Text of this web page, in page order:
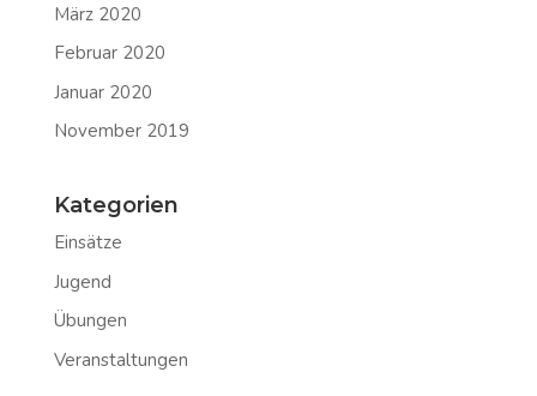
März 2020
Februar 2020
Januar 2020
November 2019
Kategorien
Einsätze
Jugend
Übungen
Veranstaltungen